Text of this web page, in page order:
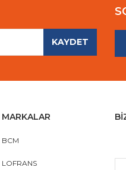
KAYDET
MARKALAR
BCM
LOFRANS